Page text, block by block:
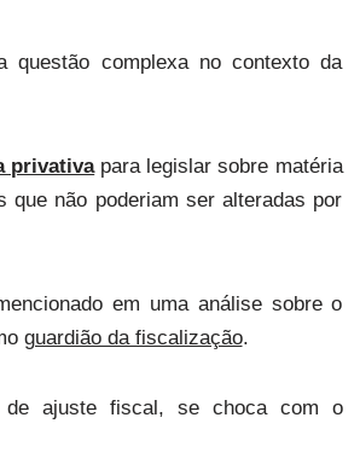
questão complexa no contexto da
privativapara legislar sobre matéria
não poderiam ser alteradas por
em uma análise sobre o
guardião da fiscalização.
de ajuste fiscal, se choca com o